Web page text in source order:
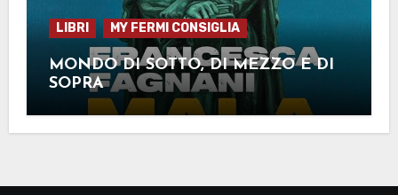
LIBRI MY FERMI CONSIGLIA
MONDO DI SOTTO, DI MEZZO E DI
SOPRA